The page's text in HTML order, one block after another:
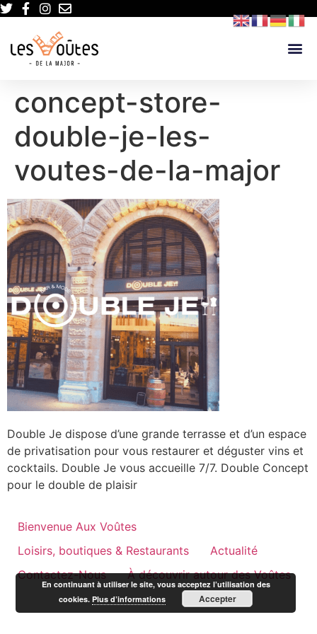
concept-store-
double-je-les-
voutes-de-la-major
Double Je dispose d’une grande terrasse et d’un espace
de privatisation pour vous restaurer et déguster vins et
cocktails. Double Je vous accueille 7/7. Double Concept
pour le double de plaisir
Bienvenue Aux Voûtes
Loisirs, boutiques & Restaurants
Actualité
Contactez-Nous
À découvrir autour des Voûtes
En continuant à utiliser le site, vous acceptez l’utilisation des
cookies.Plus d’informations Accepter